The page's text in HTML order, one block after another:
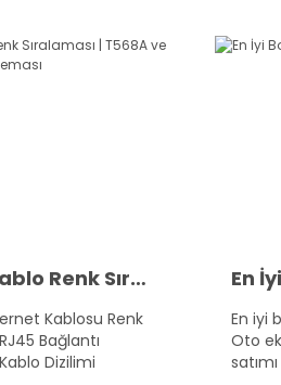
CAT5 CAT6 Kablo Renk Sıralaması | T568A ve T568B RJ45 Bağlantı Şeması
Kablosu Renk
Bağlantı
Dizilimi
En iyi
Oto